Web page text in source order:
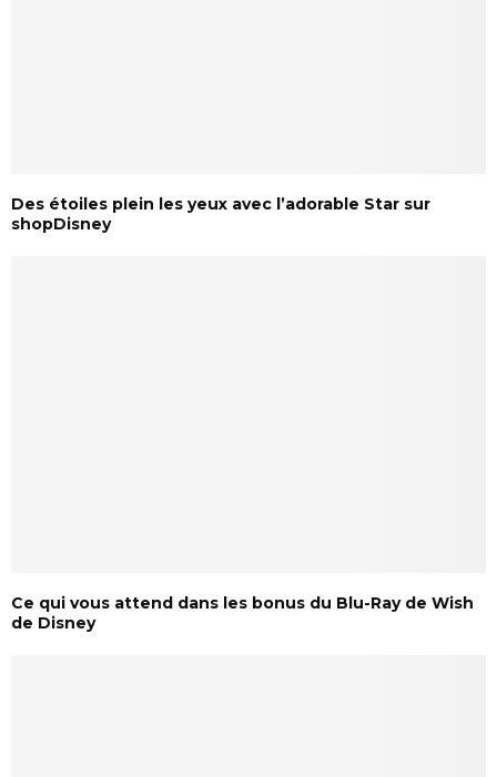
Des étoiles plein les yeux avec l’adorable Star sur
shopDisney
Ce qui vous attend dans les bonus du Blu-Ray de Wish
de Disney